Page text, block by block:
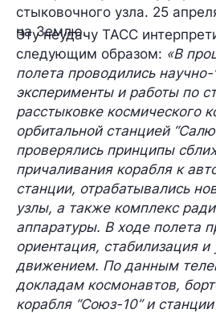
стыковочного узла. 25
на Землю.
Эту неудачу ТАСС
следующим образом: «В
полета проводились научно-
эксперименты и работы по
расстыковке космического
орбитальной станцией
проверялись принципы
причаливания корабля к
станции, отрабатывались
узлы, а также комплекс
аппаратуры. В ходе полета
ориентация, стабилизация и
движением. По данным
докладам космонавтов,
корабля “Союз-10” и